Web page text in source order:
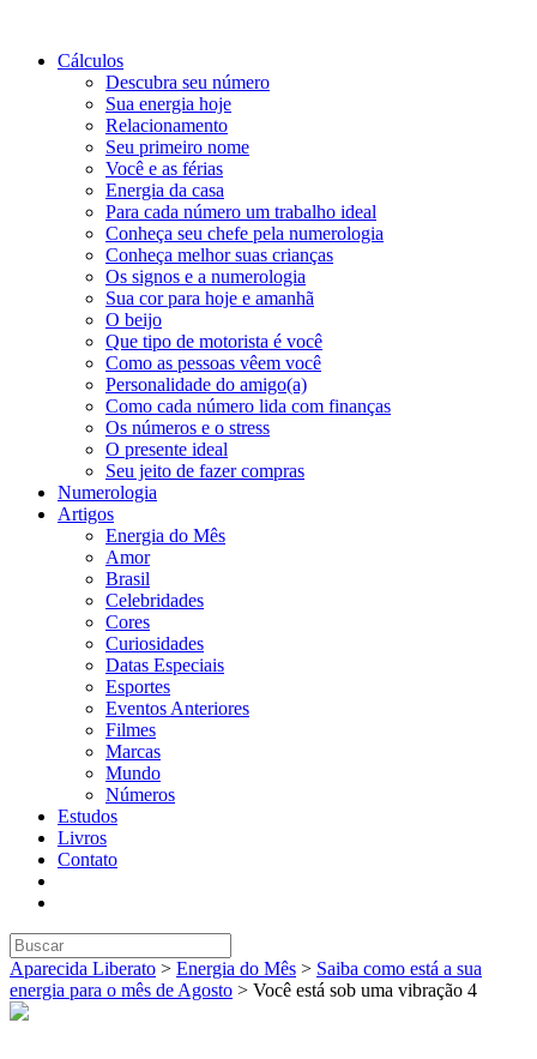
Cálculos
Descubra seu número
Sua energia hoje
Relacionamento
Seu primeiro nome
Você e as férias
Energia da casa
Para cada número um trabalho ideal
Conheça seu chefe pela numerologia
Conheça melhor suas crianças
Os signos e a numerologia
Sua cor para hoje e amanhã
O beijo
Que tipo de motorista é você
Como as pessoas vêem você
Personalidade do amigo(a)
Como cada número lida com finanças
Os números e o stress
O presente ideal
Seu jeito de fazer compras
Numerologia
Artigos
Energia do Mês
Amor
Brasil
Celebridades
Cores
Curiosidades
Datas Especiais
Esportes
Eventos Anteriores
Filmes
Marcas
Mundo
Números
Estudos
Livros
Contato
Aparecida Liberato > Energia do Mês > Saiba como está a sua
energia para o mês de Agosto > Você está sob uma vibração 4